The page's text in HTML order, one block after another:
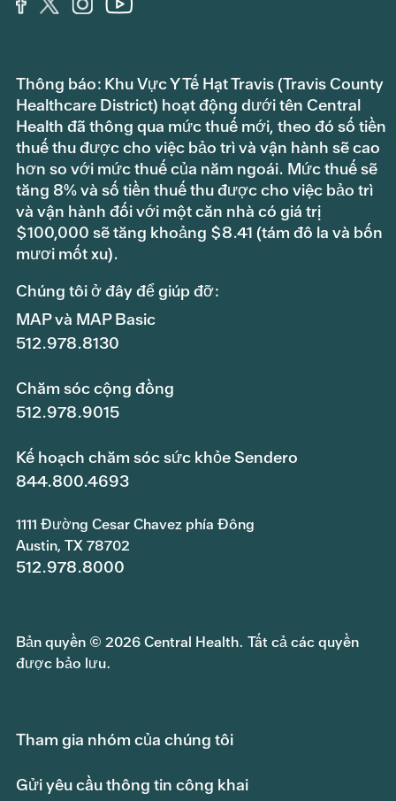
Thông báo: Khu Vực Y Tế Hạt Travis (Travis County
Healthcare District) hoạt động dưới tên Central
Health đã thông qua mức thuế mới, theo đó số tiền
thuế thu được cho việc bảo trì và vận hành sẽ cao
hơn so với mức thuế của năm ngoái. Mức thuế sẽ
tăng 8% và số tiền thuế thu được cho việc bảo trì
và vận hành đối với một căn nhà có giá trị
$100,000 sẽ tăng khoảng $8.41 (tám đô la và bốn
mươi mốt xu).
Chúng tôi ở đây để giúp đỡ:
MAP và MAP Basic
512.978.8130
Chăm sóc cộng đồng
512.978.9015
Kế hoạch chăm sóc sức khỏe Sendero
844.800.4693
1111 Đường Cesar Chavez phía Đông
Austin, TX 78702
512.978.8000
Bản quyền © 2026 Central Health. Tất cả các quyền
được bảo lưu.
Tham gia nhóm của chúng tôi
Gửi yêu cầu thông tin công khai